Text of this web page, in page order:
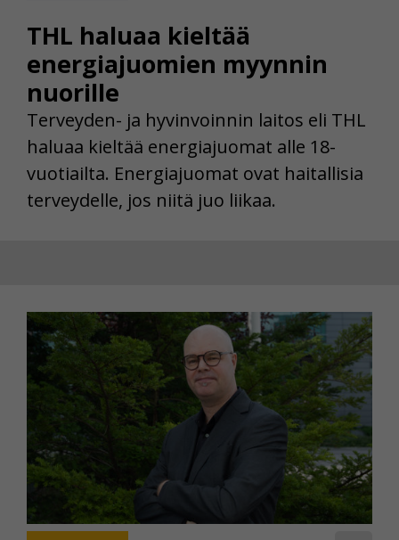
THL haluaa kieltää
energiajuomien myynnin
nuorille
Terveyden- ja hyvinvoinnin laitos eli THL
haluaa kieltää energiajuomat alle 18-
vuotiailta. Energiajuomat ovat haitallisia
terveydelle, jos niitä juo liikaa.